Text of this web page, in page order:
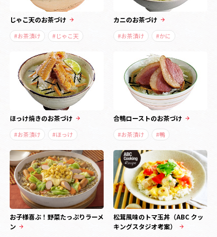
じゃこ天のお茶づけ
#お茶漬け #じゃこ天
カニのお茶づけ
#お茶漬け #かに
ほっけ焼きのお茶づけ
#お茶漬け #ほっけ
合鴨ローストのお茶づけ
#お茶漬け #鴨
お子様喜ぶ！野菜たっぷりラーメ
ン
松茸風味のトマ玉丼（ABC クッ
キングスタジオ考案）